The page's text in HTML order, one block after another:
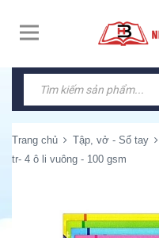
Trang chủ Tập, vở - Sổ tay
tr- 4 ô li vuông - 100 gsm